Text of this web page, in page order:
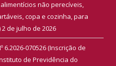
não perecíveis,
copa e cozinha, para
2 de julho de 2026
6.2026-070526 (Inscrição de
de Previdência do